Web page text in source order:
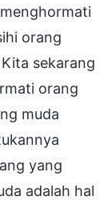
orang
sekarang
orang
muda
yang
adalah hal